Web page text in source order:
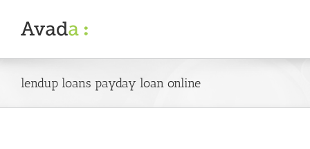
content
lendup loans payday loan online